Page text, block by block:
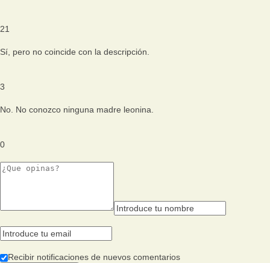
21
Sí, pero no coincide con la descripción.
3
No. No conozco ninguna madre leonina.
0
Recibir notificaciones de nuevos comentarios